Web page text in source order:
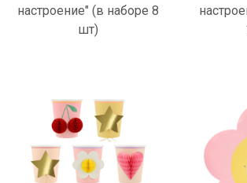
настроение" (в наборе 8
шт)